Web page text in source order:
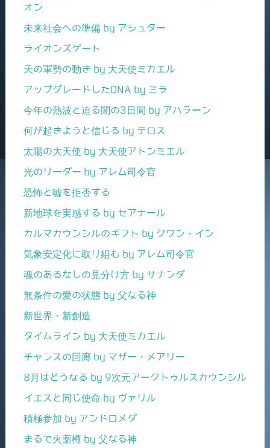
オン
未来社会への準備 by アシュター
ライオンズゲート
天の軍勢の動き by 大天使ミカエル
アップグレードしたDNA by ミラ
今年の熱波と迫る闇の3日間 by アハラーン
何が起きようと信じる by テロス
太陽の大天使 by 大天使アトンミエル
光のリーダー by アレム司令官
恐怖と嘘を拒否する
新地球を実感する by セアナール
カルマカウンシルのギフト by クワン・イン
気象安定化に取り組む by アレム司令官
魂のあるなしの見分け方 by サナンダ
無条件の愛の状態 by 父なる神
新世界・新創造
タイムライン by 大天使ミカエル
チャンスの回廊 by マザー・メアリー
8月はどうなる by 9次元アークトゥルスカウンシル
イエスと同じ使命 by ヴァリル
積極参加 by アンドロメダ
まるで火薬樽 by 父なる神